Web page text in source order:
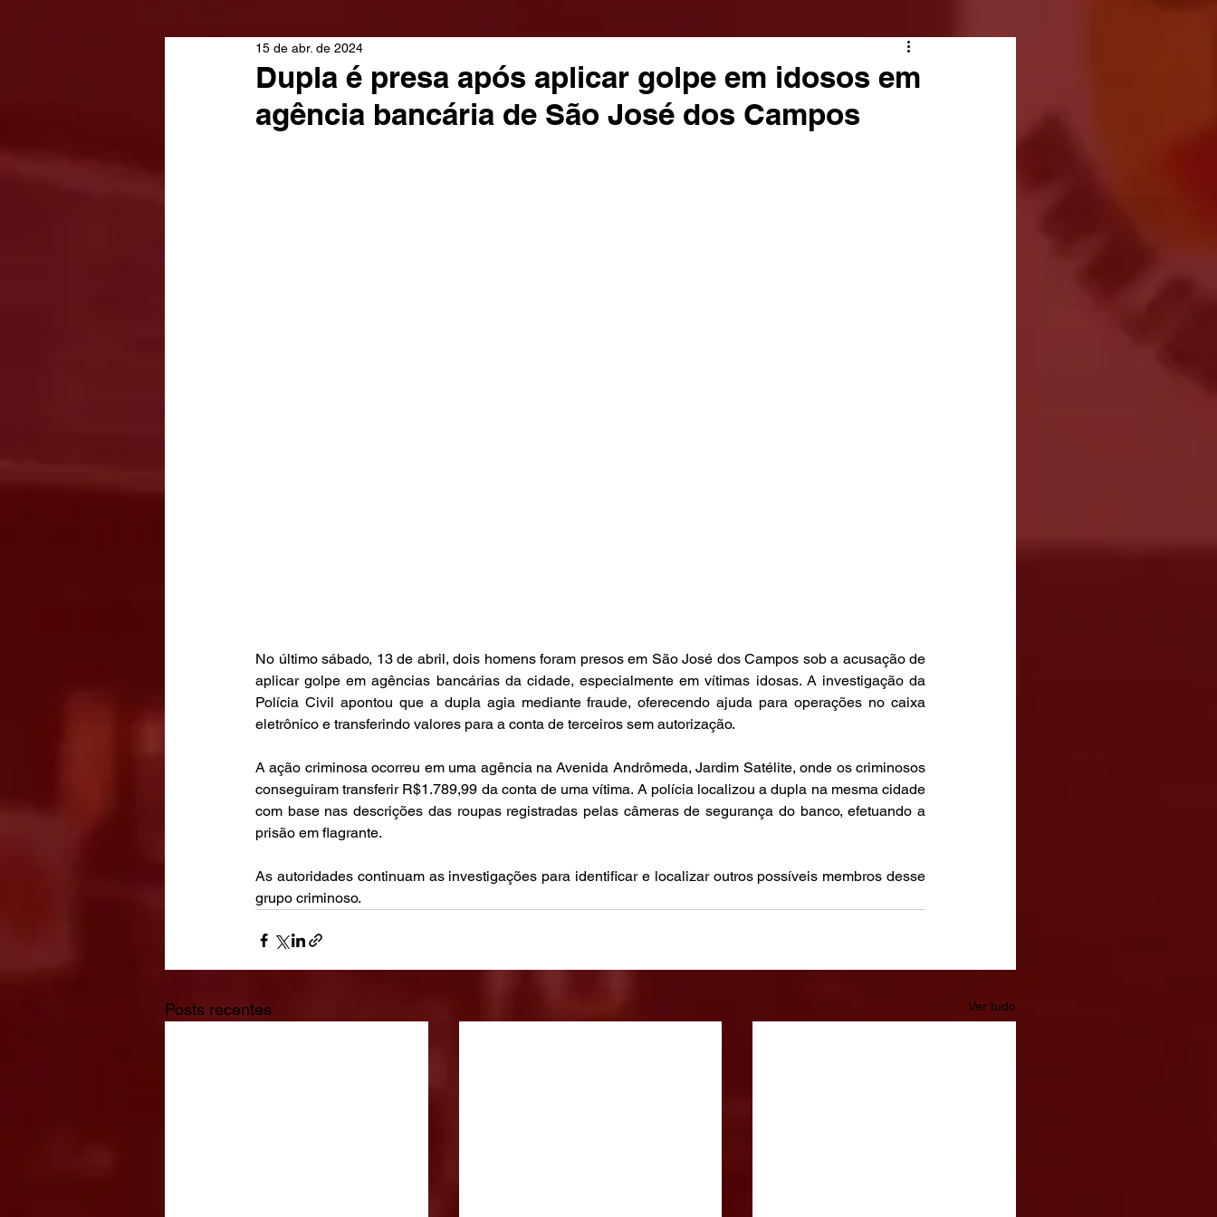
Dupla é presa após aplicar golpe em idosos em
agência bancária de São José dos Campos
15 de abr. de 2024
No último sábado, 13 de abril, dois homens foram presos em São José dos Campos sob a acusação de
aplicar golpe em agências bancárias da cidade, especialmente em vítimas idosas. A investigação da
Polícia Civil apontou que a dupla agia mediante fraude, oferecendo ajuda para operações no caixa
eletrônico e transferindo valores para a conta de terceiros sem autorização.
A ação criminosa ocorreu em uma agência na Avenida Andrômeda, Jardim Satélite, onde os criminosos
conseguiram transferir R$1.789,99 da conta de uma vítima. A polícia localizou a dupla na mesma cidade
com base nas descrições das roupas registradas pelas câmeras de segurança do banco, efetuando a
prisão em flagrante.
As autoridades continuam as investigações para identificar e localizar outros possíveis membros desse
grupo criminoso.
Posts recentes Ver tudo